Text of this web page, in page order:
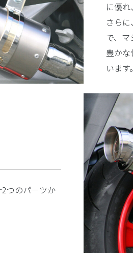
に優れ
さら
で、マ
豊か
います。
2つのパーツか